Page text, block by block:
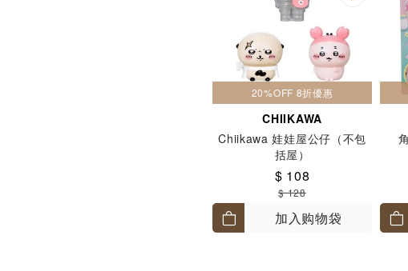
20%OFF 8折優惠
CHIIKAWA
Chiikawa 娃娃屋公仔（不包
括屋）
$ 108
$ 128
加入购物袋